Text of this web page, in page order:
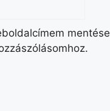
mentése